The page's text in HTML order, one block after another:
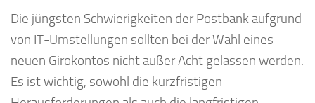
Die jüngsten Schwierigkeiten der Postbank aufgrund
von IT-Umstellungen sollten bei der Wahl eines
neuen Girokontos nicht außer Acht gelassen werden.
Es ist wichtig, sowohl die kurzfristigen